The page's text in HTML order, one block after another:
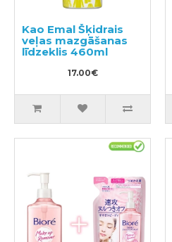
Kao Emal Šķidrais
veļas mazgāšanas
līdzeklis 460ml
17.00€